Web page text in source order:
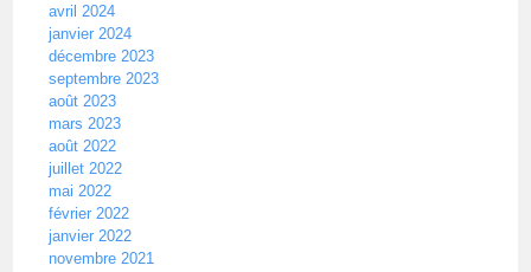
avril 2024
janvier 2024
décembre 2023
septembre 2023
août 2023
mars 2023
août 2022
juillet 2022
mai 2022
février 2022
janvier 2022
novembre 2021